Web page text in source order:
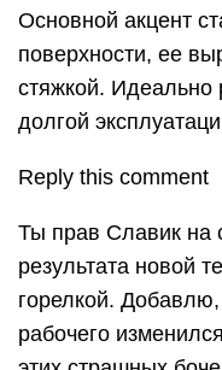
Основной акцент
поверхности, ее
стяжкой. Идеально
долгой
Reply this comment
Ты прав Славик на
результата новой
горелкой.
рабочего